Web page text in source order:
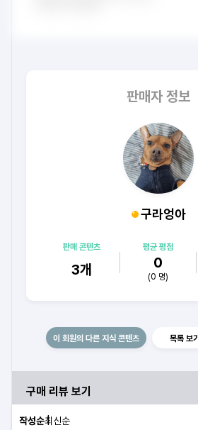
판매자 정보
구라엉아
판매 콘텐츠
3개
평균 평점
0
(0 명)
이 회원의 다른 지식 콘텐츠 목록 보기
구매 리뷰 보기
작성순최신순